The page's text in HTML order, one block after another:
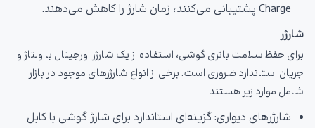
Charge پشتیبانی می‌کنند، زمان شارژ را کاهش می‌دهند.
شارژر
برای حفظ سلامت باتری گوشی، استفاده از یک شارژر اورجینال با ولتاژ و
جریان استاندارد ضروری است. برخی از انواع شارژرهای موجود در بازار
شامل موارد زیر هستند:
شارژرهای دیواری: گزینه‌ای استاندارد برای شارژ گوشی با کابل